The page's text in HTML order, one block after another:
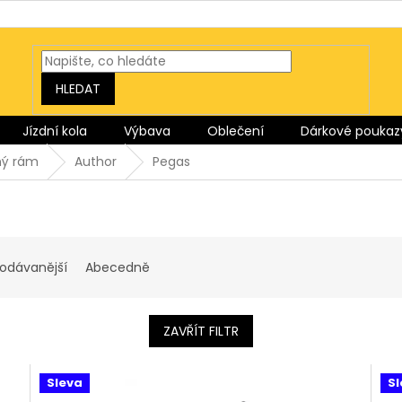
HLEDAT
Jízdní kola Výbava Oblečení Dárkové
rám Author Pegas
Abecedně
ZAVŘÍT FILTR
Sleva